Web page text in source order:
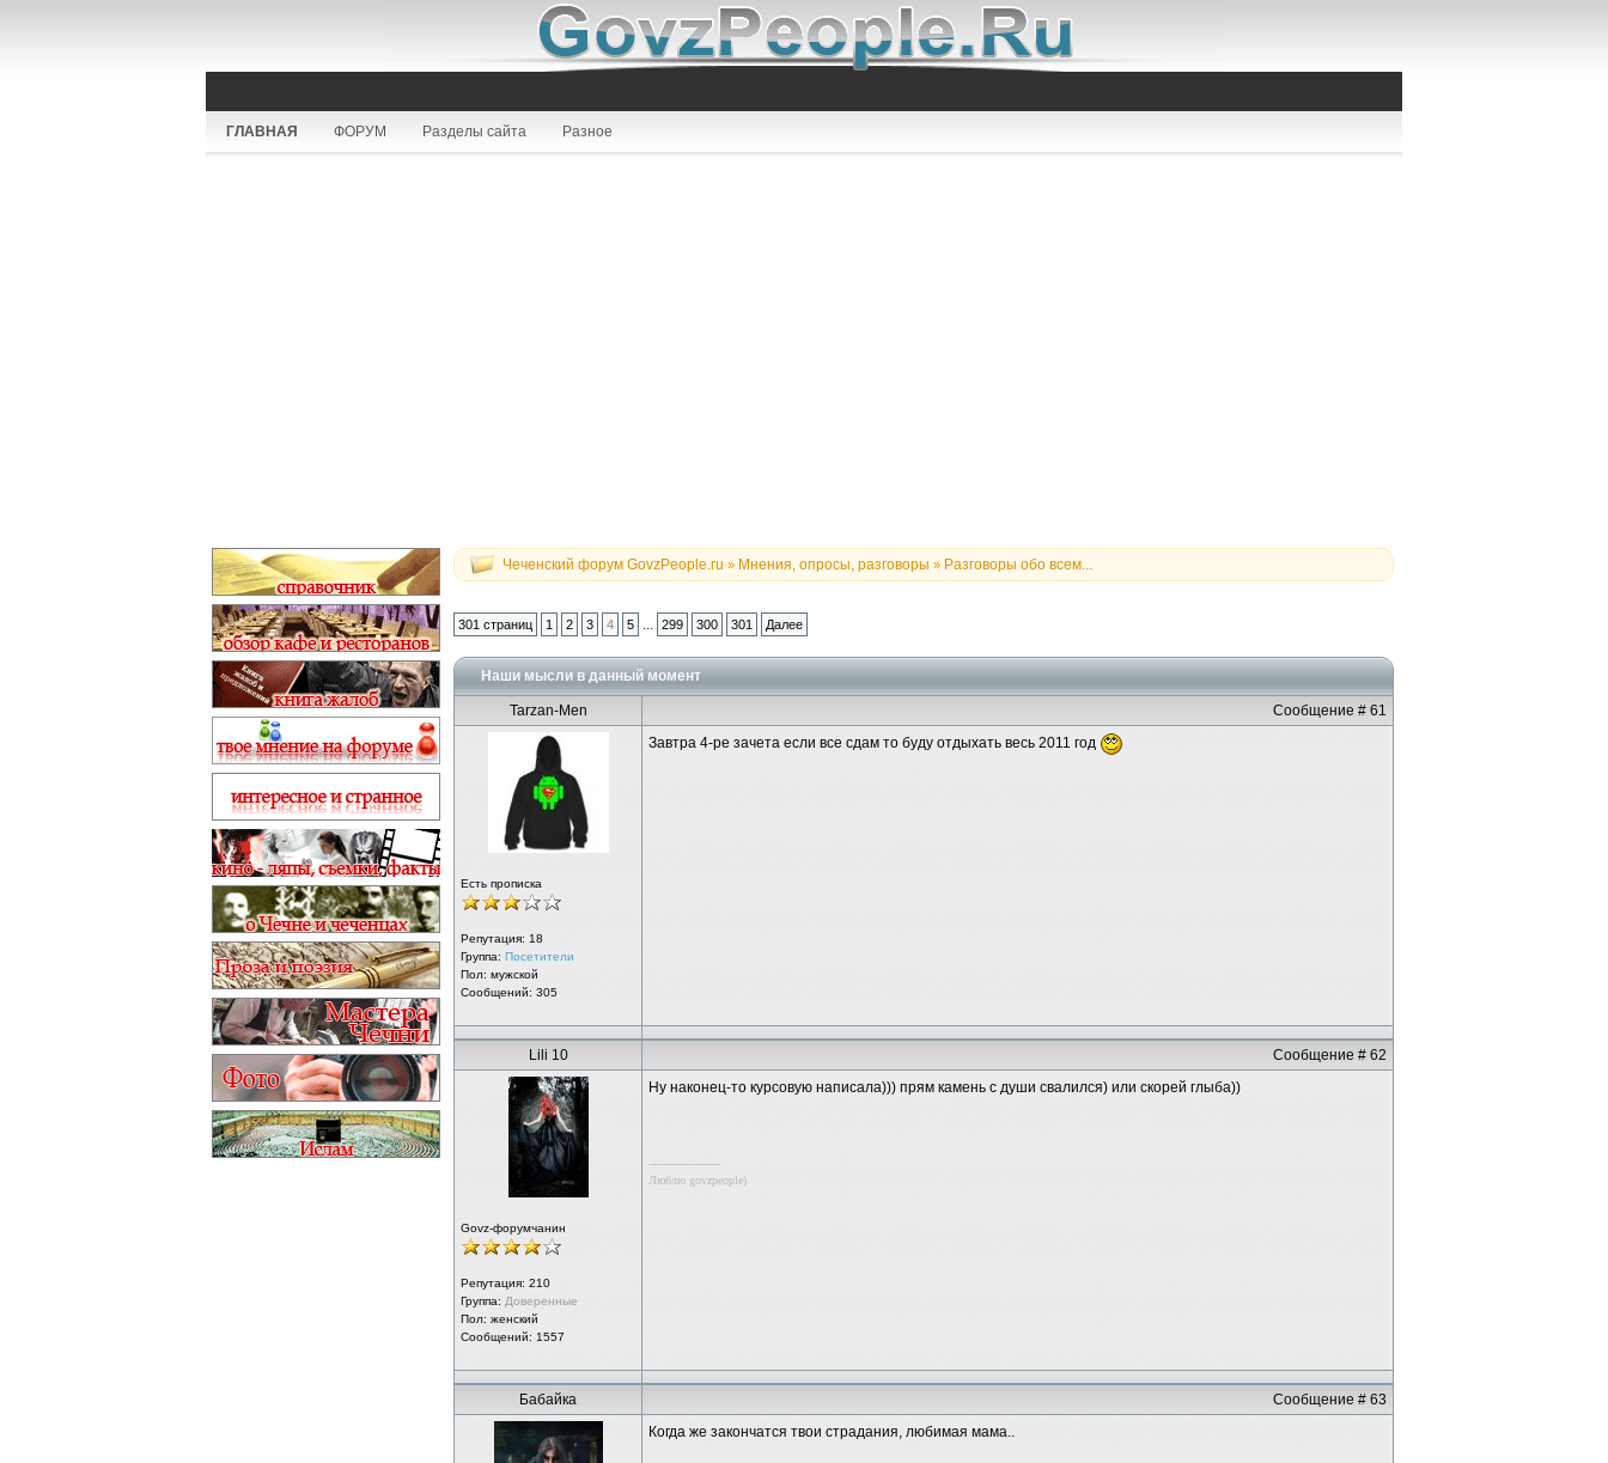
ГЛАВНАЯ ФОРУМ Разделы сайта Разное
Чеченский форум GovzPeople.ru » Мнения, опросы, разговоры » Разговоры обо всем...
301 страниц 1 2 3 4 5 ... 299 300 301 Далее
Наши мысли в данный момент
Tarzan-Men Сообщение # 61
Есть прописка
Репутация: 18
Группа: Посетители
Пол: мужской
Сообщений: 305
Завтра 4-ре зачета если все сдам то буду отдыхать весь 2011 год
Lili 10 Сообщение # 62
Govz-форумчанин
Репутация: 210
Группа: Доверенные
Пол: женский
Сообщений: 1557
Ну наконец-то курсовую написала))) прям камень с души свалился) или скорей глыба))
--------------------
Люблю govzpeople)
Бабайка Сообщение # 63
Когда же закончатся твои страдания, любимая мама..